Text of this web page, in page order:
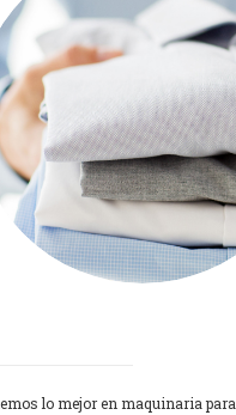
lo mejor en maquinaria para